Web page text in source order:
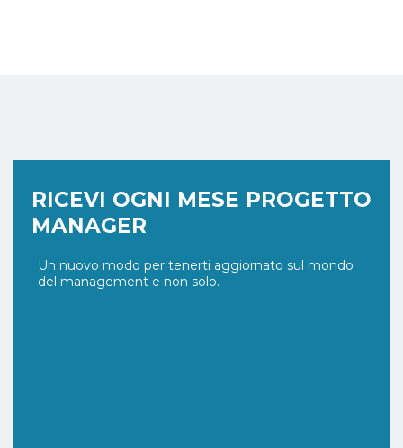
RICEVI OGNI MESE PROGETTO
MANAGER
Un nuovo modo per tenerti aggiornato sul mondo
del management e non solo.